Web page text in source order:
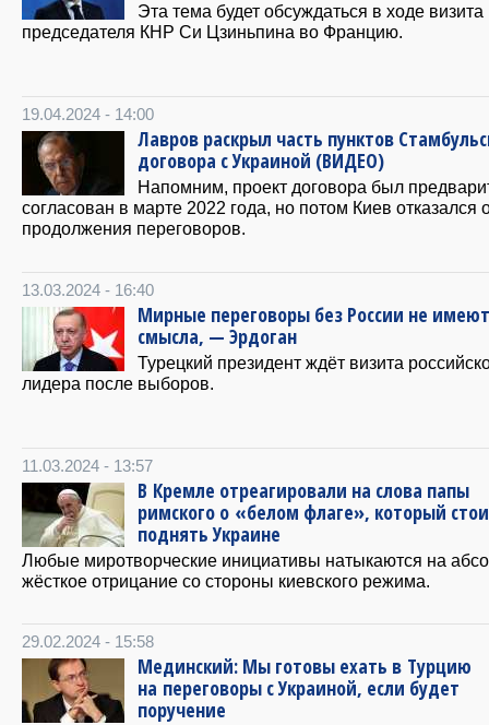
Эта тема будет обсуждаться в ходе визита
председателя КНР Си Цзиньпина во Францию.
19.04.2024 - 14:00
Лавров раскрыл часть пунктов
договора с Украиной (ВИДЕО)
Напомним, проект договора был
согласован в марте 2022 года, но потом Киев отказался
продолжения переговоров.
13.03.2024 - 16:40
Мирные переговоры без России не имеют
смысла, — Эрдоган
Турецкий президент ждёт визита
лидера после выборов.
11.03.2024 - 13:57
В Кремле отреагировали на слова папы
римского о «белом флаге», который
поднять Украине
Любые миротворческие инициативы натыкаются на
жёсткое отрицание со стороны киевского режима.
29.02.2024 - 15:58
Мединский: Мы готовы ехать в Турцию
на переговоры с Украиной, если будет
поручение